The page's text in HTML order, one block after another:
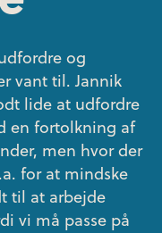
og
vant til. Jannik
lide at udfordre
en fortolkning af
men hvor der
for at mindske
til at arbejde
vi må passe på